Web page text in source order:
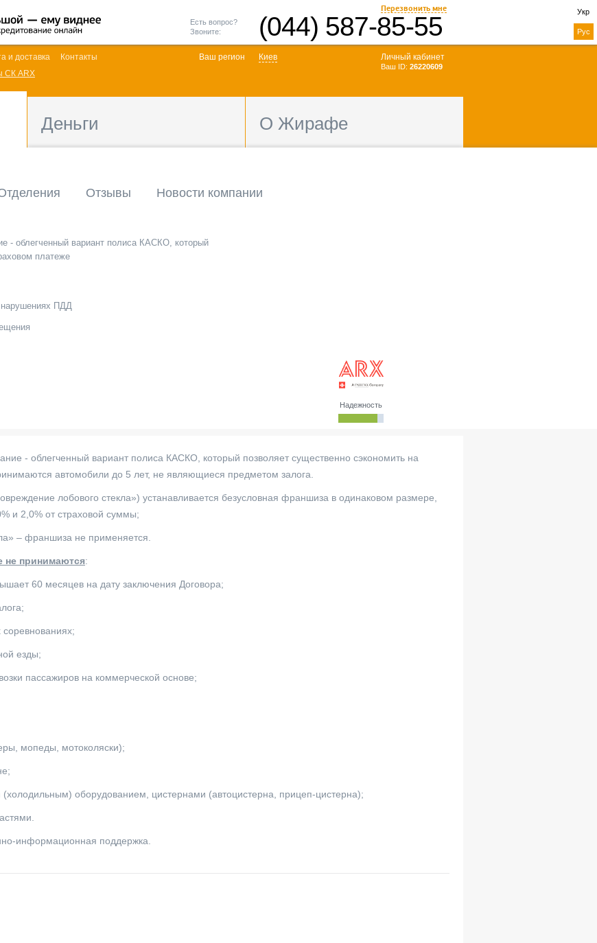
Перезвонить мне
(044) 587-85-55
Есть вопрос?
Звоните:
и доставка
Контакты
СК ARX
Личный кабинет
Ваш ID: 26220609
Ваш регион Киев
Укр
Рус
Деньги О Жирафе
Отзывы Новости компании
- облегченный вариант полиса КАСКО, который
платеже
нарушениях ПДД
Надежность
- облегченный вариант полиса КАСКО, который позволяет существенно сэкономить на
автомобили до 5 лет, не являющиеся предметом залога.
лобового стекла») устанавливается безусловная франшиза в одинаковом размере,
и 2,0% от страховой суммы;
– франшиза не применяется.
не принимаются:
60 месяцев на дату заключения Договора;
езды;
пассажиров на коммерческой основе;
мопеды, мотоколяски);
оборудованием, цистернами (автоцистерна, прицеп-цистерна);
информационная поддержка.